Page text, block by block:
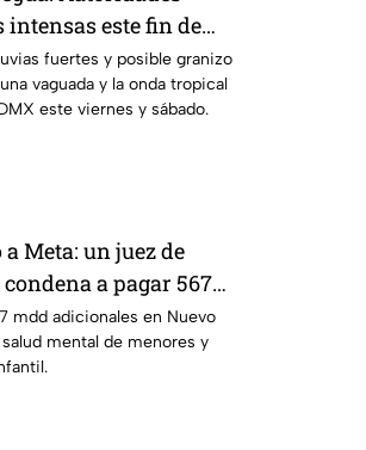
este fin de
y varios estados
fuertes y posible granizo
vaguada y la onda tropical
este viernes y sábado.
Meta: un juez de
a pagar 567
la seguridad infantil
mdd adicionales en Nuevo
mental de menores y